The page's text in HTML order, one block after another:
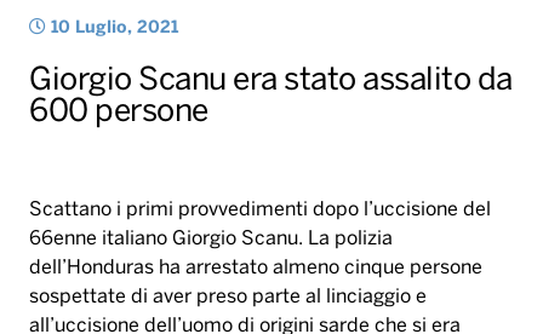
10 Luglio, 2021
Giorgio Scanu era stato assalito da
600 persone
Scattano i primi provvedimenti dopo l’uccisione del
66enne italiano Giorgio Scanu. La polizia
dell’Honduras ha arrestato almeno cinque persone
sospettate di aver preso parte al linciaggio e
all’uccisione dell’uomo di origini sarde che si era